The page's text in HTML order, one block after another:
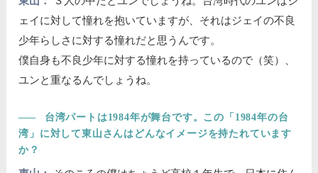
ェイに対して憧れを抱いていますが、それはジェイの不良
少年らしさに対する憧れだと思うんです。
僕自身も不良少年に対する憧れを持っているので（笑）、
ユンと重なるんでしょうね。
――
台湾パートは1984年が舞台です。この「1984年の台
湾」に対して東山さんはどんなイメージを持たれています
か？